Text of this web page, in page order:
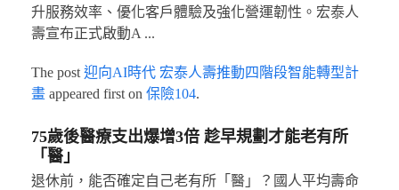
升服務效率、優化客戶體驗及強化營運韌性。宏泰人
壽宣布正式啟動A ...
The post 迎向AI時代 宏泰人壽推動四階段智能轉型計
畫appeared first on 保險104.
75歲後醫療支出爆增3倍 趁早規劃才能老有所
「醫」
退休前，能否確定自己老有所「醫」？國人平均壽命